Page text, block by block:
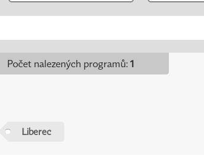
Počet nalezených programů: 1
Liberec